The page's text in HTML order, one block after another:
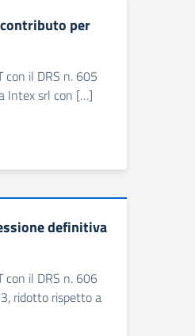
contributo per
il DRS n. 605
Intex srl con […]
definitiva
il DRS n. 606
ridotto rispetto a